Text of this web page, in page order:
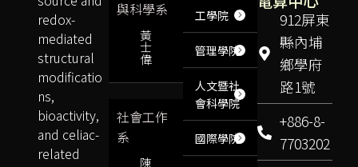
912屏東
縣內埔
鄉學府
路1號
+886-8-
7703202
工學院
管理學院
人文暨社
會科學院
國際學院
與科學系
黃
士
偉
社會工作
系
陳
redox-
mediated
structural
modificatio
ns,
bioactivity,
and celiac-
related